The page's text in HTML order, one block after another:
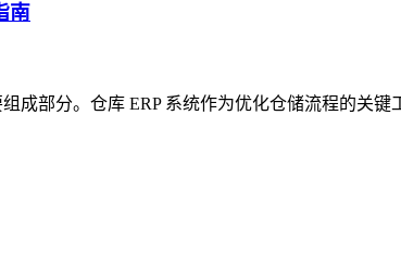
南
部分。仓库 ERP 系统作为优化仓储流程的关